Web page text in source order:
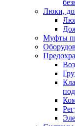
Люки,
Муфты